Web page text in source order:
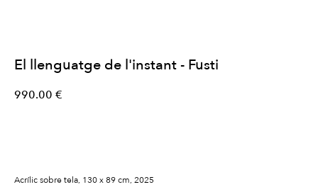
El llenguatge de l'instant - Fusti
990.00 €
Acrílic sobre tela, 130 x 89 cm, 2025